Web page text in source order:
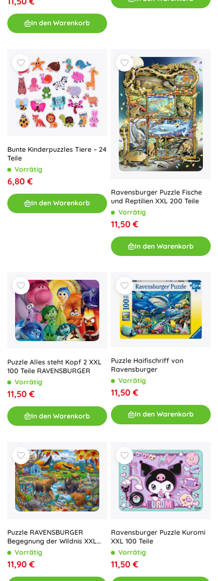
In den Warenkorb
Bunte Kinderpuzzles Tiere – 24
Teile
Vorrätig
6,80 €
In den Warenkorb
Ravensburger Puzzle Fische
und Reptilien XXL 200 Teile
Vorrätig
11,50 €
In den Warenkorb
Puzzle Alles steht Kopf 2 XXL
100 Teile RAVENSBURGER
Vorrätig
11,50 €
In den Warenkorb
Puzzle Haifischriff von
Ravensburger
Vorrätig
11,50 €
In den Warenkorb
Puzzle RAVENSBURGER
Begegnung der Wildnis XXL
150 Teile
Vorrätig
11,90 €
Ravensburger Puzzle Kuromi
XXL 100 Teile
Vorrätig
11,50 €